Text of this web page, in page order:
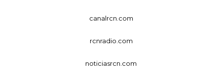
canalrcn.com
rcnradio.com
noticiasrcn.com